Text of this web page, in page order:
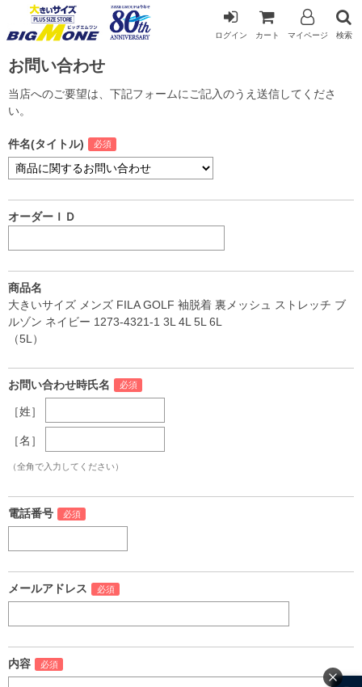
ログイン カート マイページ 検索
お問い合わせ
当店へのご要望は、下記フォームにご記入のうえ送信してくださ
い。
件名(タイトル)
オーダーＩＤ
商品名
大きいサイズ メンズ FILA GOLF 袖脱着 裏メッシュ ストレッチ ブ
ルゾン ネイビー 1273-4321-1 3L 4L 5L 6L
（5L）
お問い合わせ時氏名
［姓］
［名］
（全角で入力してください）
電話番号
メールアドレス
内容